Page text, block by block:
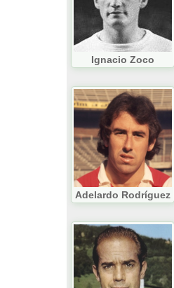
Ignacio Zoco
Adelardo Rodríguez